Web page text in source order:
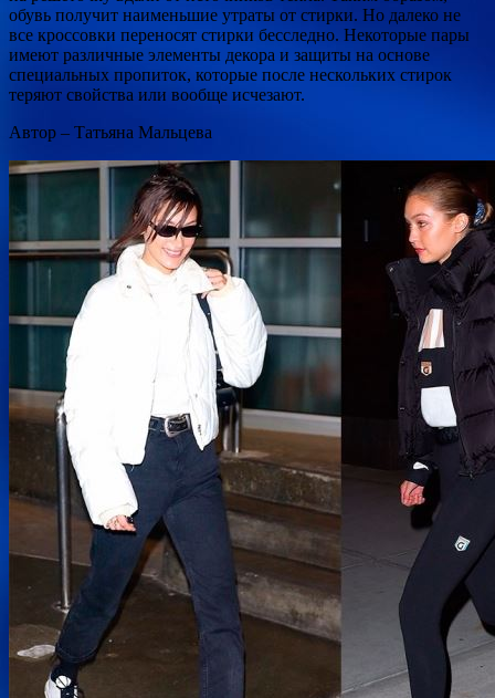
обувь получит наименьшие утраты от стирки. Но далеко не
все кроссовки переносят стирки бесследно. Некоторые пары
имеют различные элементы декора и защиты на основе
специальных пропиток, которые после нескольких стирок
теряют свойства или вообще исчезают.
Автор – Татьяна Мальцева